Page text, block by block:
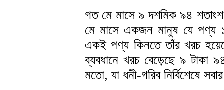
গত মে মাসে ৯ দশমিক ৯৪
মে মাসে একজন মানুষ যে পণ্য
একই পণ্য কিনতে তাঁর খরচ
ব্যবধানে খরচ বেড়েছে ৯
মতো, যা ধনী-গরিব নির্বিশেষে